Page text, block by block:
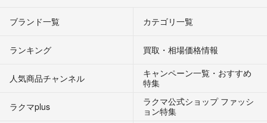
ブランド一覧 カテゴリ一覧
ランキング 買取・相場価格情報
人気商品チャンネル
キャンペーン一覧・おすすめ
特集
ラクマplus
ラクマ公式ショップ ファッシ
ョン特集